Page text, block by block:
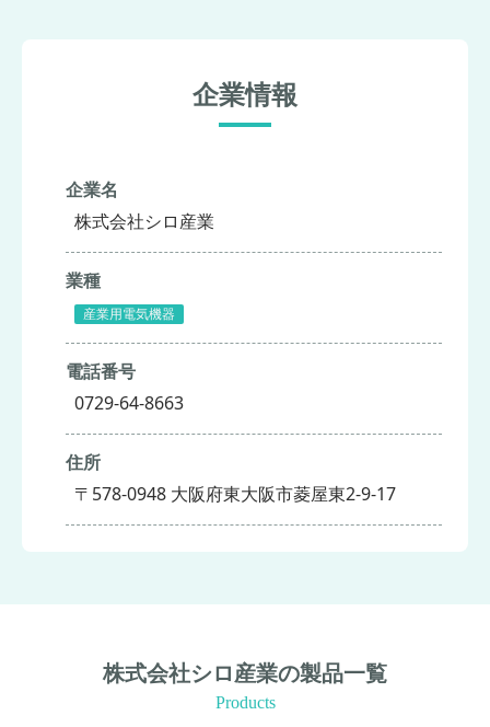
企業情報
企業名
株式会社シロ産業
業種
産業用電気機器
電話番号
0729-64-8663
住所
〒578-0948 大阪府東大阪市菱屋東2-9-17
株式会社シロ産業の製品一覧
Products